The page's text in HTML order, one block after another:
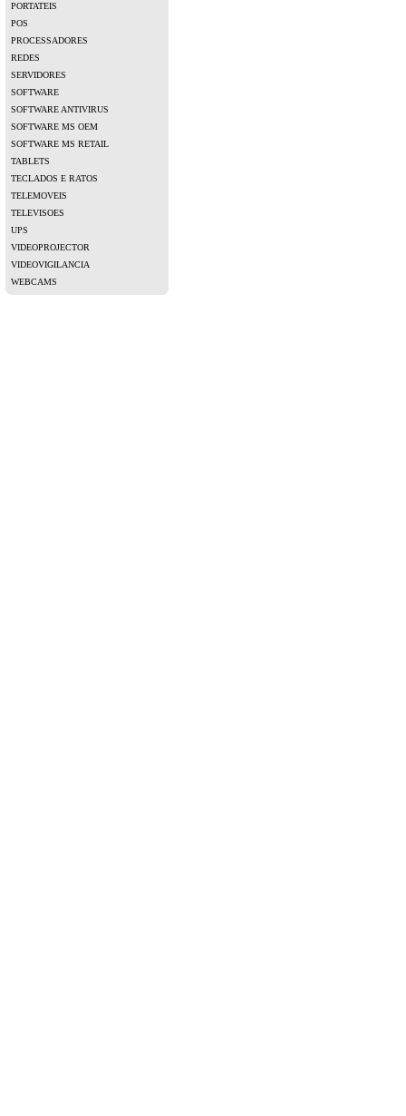
PORTATEIS
POS
PROCESSADORES
REDES
SERVIDORES
SOFTWARE
SOFTWARE ANTIVIRUS
SOFTWARE MS OEM
SOFTWARE MS RETAIL
TABLETS
TECLADOS E RATOS
TELEMOVEIS
TELEVISOES
UPS
VIDEOPROJECTOR
VIDEOVIGILANCIA
WEBCAMS